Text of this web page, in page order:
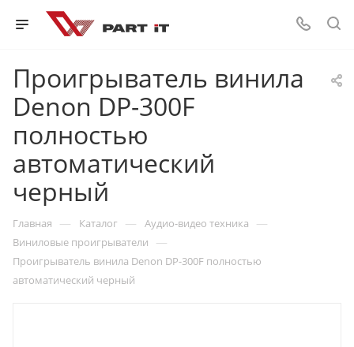
Проигрыватель винила
Denon DP-300F
полностью
автоматический
черный
Главная — Каталог — Аудио-видео техника —
Виниловые проигрыватели —
Проигрыватель винила Denon DP-300F полностью
автоматический черный